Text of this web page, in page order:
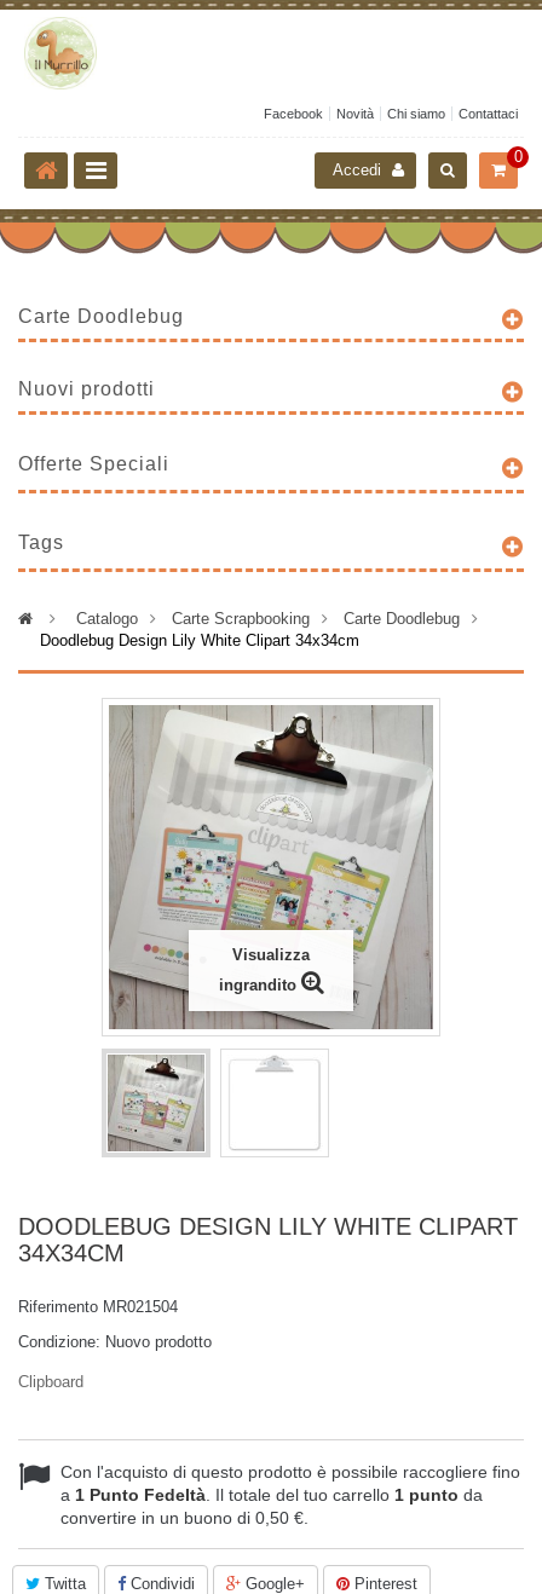
Facebook Novità Chi siamo Contattaci
0
Accedi
Carte Doodlebug
Nuovi prodotti
Offerte Speciali
Tags
> Catalogo > Carte Scrapbooking >
Carte Doodlebug
Doodlebug Design Lily White Clipart 34x34cm
Visualizza
ingrandito
DOODLEBUG DESIGN LILY WHITE CLIPART
34X34CM
Riferimento MR021504
Condizione: Nuovo prodotto
Clipboard
Con l'acquisto di questo prodotto è possibile raccogliere fino
a 1 Punto Fedeltà . Il totale del tuo carrello 1 punto da
convertire in un buono di 0,50 €
Twitta Condividi Google+ Pinterest